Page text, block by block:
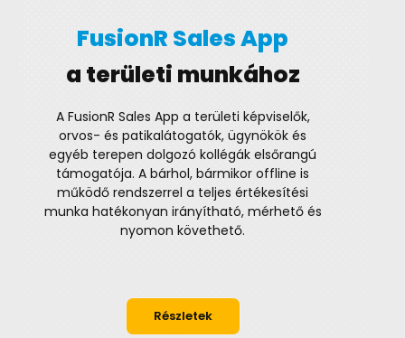
FusionR Sales App
a területi munkához
A FusionR Sales App a területi képviselők,
orvos- és patikalátogatók, ügynökök és
egyéb terepen dolgozó kollégák elsőrangú
támogatója. A bárhol, bármikor offline is
működő rendszerrel a teljes értékesítési
munka hatékonyan irányítható, mérhető és
nyomon követhető.
Részletek